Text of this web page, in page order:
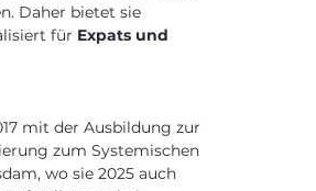
Daher bietet sie
für Expats und
mit der Ausbildung zur
zum Systemischen
wo sie 2025 auch